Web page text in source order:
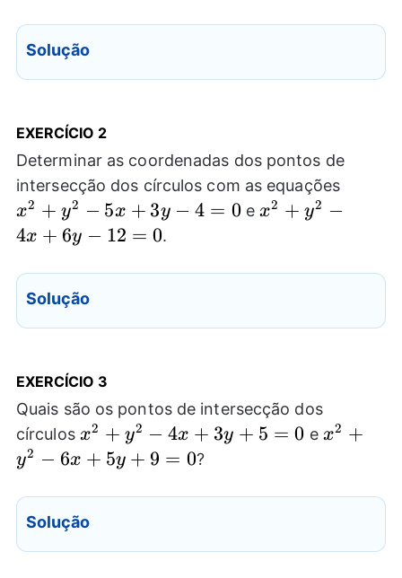
Solução
EXERCÍCIO 2
Determinar as coordenadas dos pontos de
intersecção dos círculos com as equações
x2 + y2 − 5x + 3y − 4 = 0e x^2+y^2-
x2 + y2 −
4x + 6y − 12 = 0.
Solução
EXERCÍCIO 3
Quais são os pontos de intersecção dos
círculos x^2+y^2-
4x+3y+5=0
x2 + y2 − 4x + 3y + 5 = 0 e x2 +
y2 − 6x + 5y + 9 = 0?
Solução